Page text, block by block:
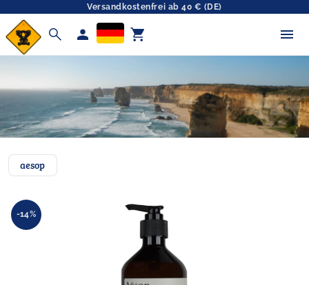
Versandkostenfrei ab 40 € (DE)
search person shopping_cart
aesop
-14%